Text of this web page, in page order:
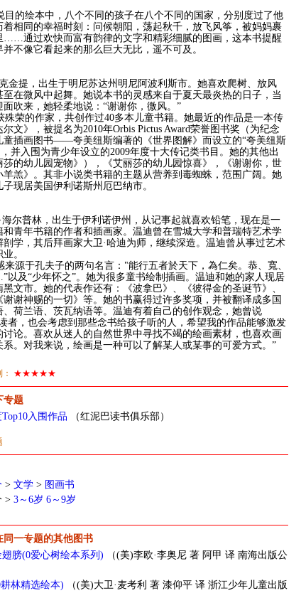
的绘本中，八个不同的孩子在八个不同的国家，分别度过了他
着相同的幸福时刻：问候朝阳，荡起秋千，放飞风筝，被妈妈裹
……通过欢快而富有韵律的文字和精彩细腻的图画，这本书提醒
不像它看起来的那么巨大无比，遥不可及。
金提，出生于明尼苏达州明尼阿波利斯市。她喜欢爬树、放风
至在微风中起舞。她说本书的灵感来自于夏天最炎热的日子，当
吹来，她轻柔地说：“谢谢你，微风。”
荣的作家，共创作过40多本儿童书籍。她最近的作品是一本传
文》，被提名为2010年Orbis Pictus Award荣誉图书奖（为纪念
童插画图书——夸美纽斯编著的《世界图解》而设立的“夸美纽斯
并入围为青少年设立的2009年度十大传记类书目。她的其他出
莎的幼儿园宠物》），《艾丽莎的幼儿园惊喜》，《谢谢你，世
羊羔》。其非小说类书籍的主题从营养到毒蜘蛛，范围广阔。她
现居美国伊利诺斯州厄巴纳市。
尔普林，出生于伊利诺伊州，从记事起就喜欢铅笔，现在是一
和青年书籍的作者和插画家。温迪曾在雪城大学和普瑞特艺术学
剖学，其后拜画家大卫·哈迪为师，继续深造。温迪曾从事过艺术
。
源于孔夫子的两句名言："能行五者於天下，為仁矣。恭、寬、
及“少年怀之”。她为很多童书绘制插画。温迪和她的家人现居
文市。她的代表作还有：《波拿巴》、《彼得金的圣诞节》、
谢谢神赐的一切》等。她的书赢得过许多奖项，并被翻译成多国
、荷兰语、茨瓦纳语等。温迪有着自己的创作观念，她曾说
者，也会考虑到那些念书给孩子听的人，希望我的作品能够激发
讨论。喜欢从迷人的自然世界中寻找不竭的绘画素材，也喜欢画
系。对我来说，绘画是一种可以了解某人或某事的可爱方式。”
★★★★★
专题
入围作品 （红泥巴读书俱乐部）
> 文学 > 图画书
> 3～6岁 6～9岁
同一专题的其他图书
膀(0爱心树绘本系列) （(美)李欧·李奥尼 著 阿甲 译 南海出版公
林精选绘本) （(美)大卫·麦考利 著 漆仰平 译 浙江少年儿童出版